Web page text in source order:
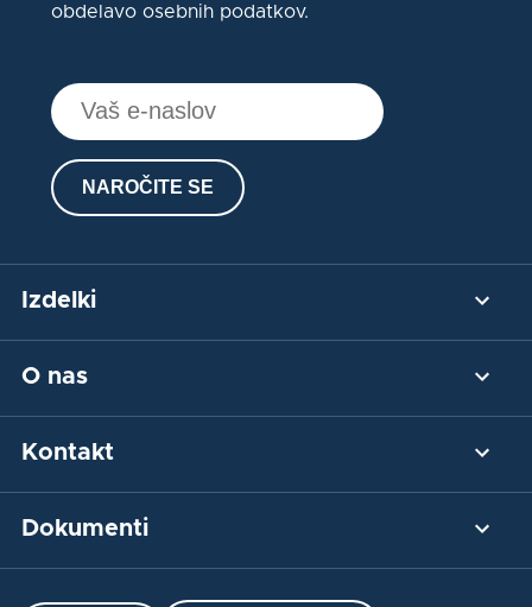
obdelavo osebnih podatkov.
NAROČITE SE
Izdelki
Plačilni prehod
Integracija
O nas
Naša zgodba
Kontakt
Kontaktirajte nas
Dokumenti
Dokumenti za prenos